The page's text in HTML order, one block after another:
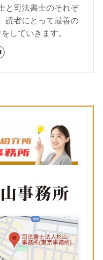
と司法書士のそれぞ
読者にとって最善の
していきます。